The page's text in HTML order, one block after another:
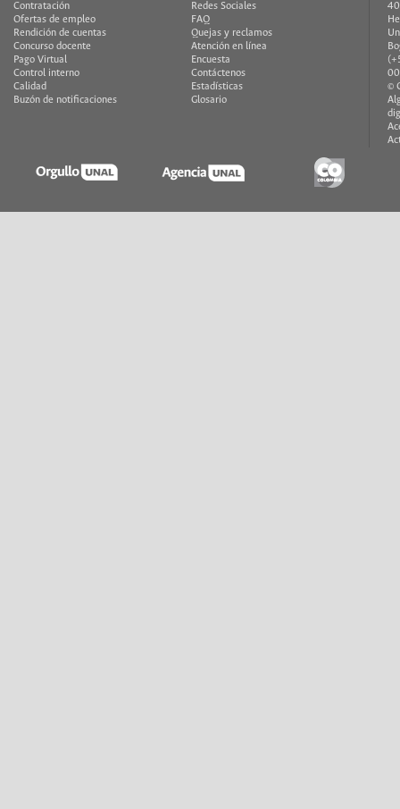
Contratación
Ofertas de empleo
Rendición de cuentas
Concurso docente
Pago Virtual
Control interno
Calidad
Buzón de notificaciones
Redes Sociales
FAQ
Quejas y reclamos
Atención en línea
Encuesta
Contáctenos
Estadísticas
Glosario
©